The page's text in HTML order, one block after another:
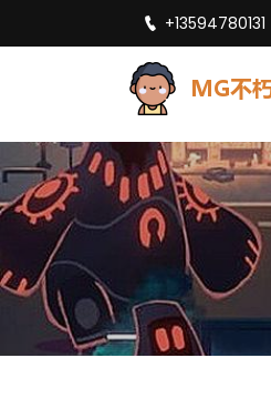
+13594780131